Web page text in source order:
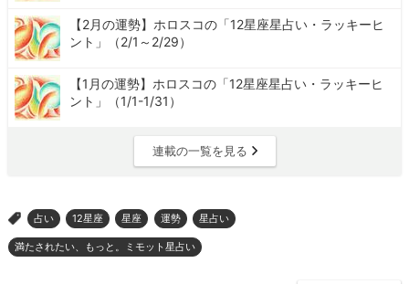
【2月の運勢】ホロスコの「12星座星占い・ラッキーヒ
ント」（2/1～2/29）
【1月の運勢】ホロスコの「12星座星占い・ラッキーヒ
ント」（1/1-1/31）
連載の一覧を見る
> 占い 12星座 星座 運勢 星占い
満たされたい、もっと。ミモット星占い